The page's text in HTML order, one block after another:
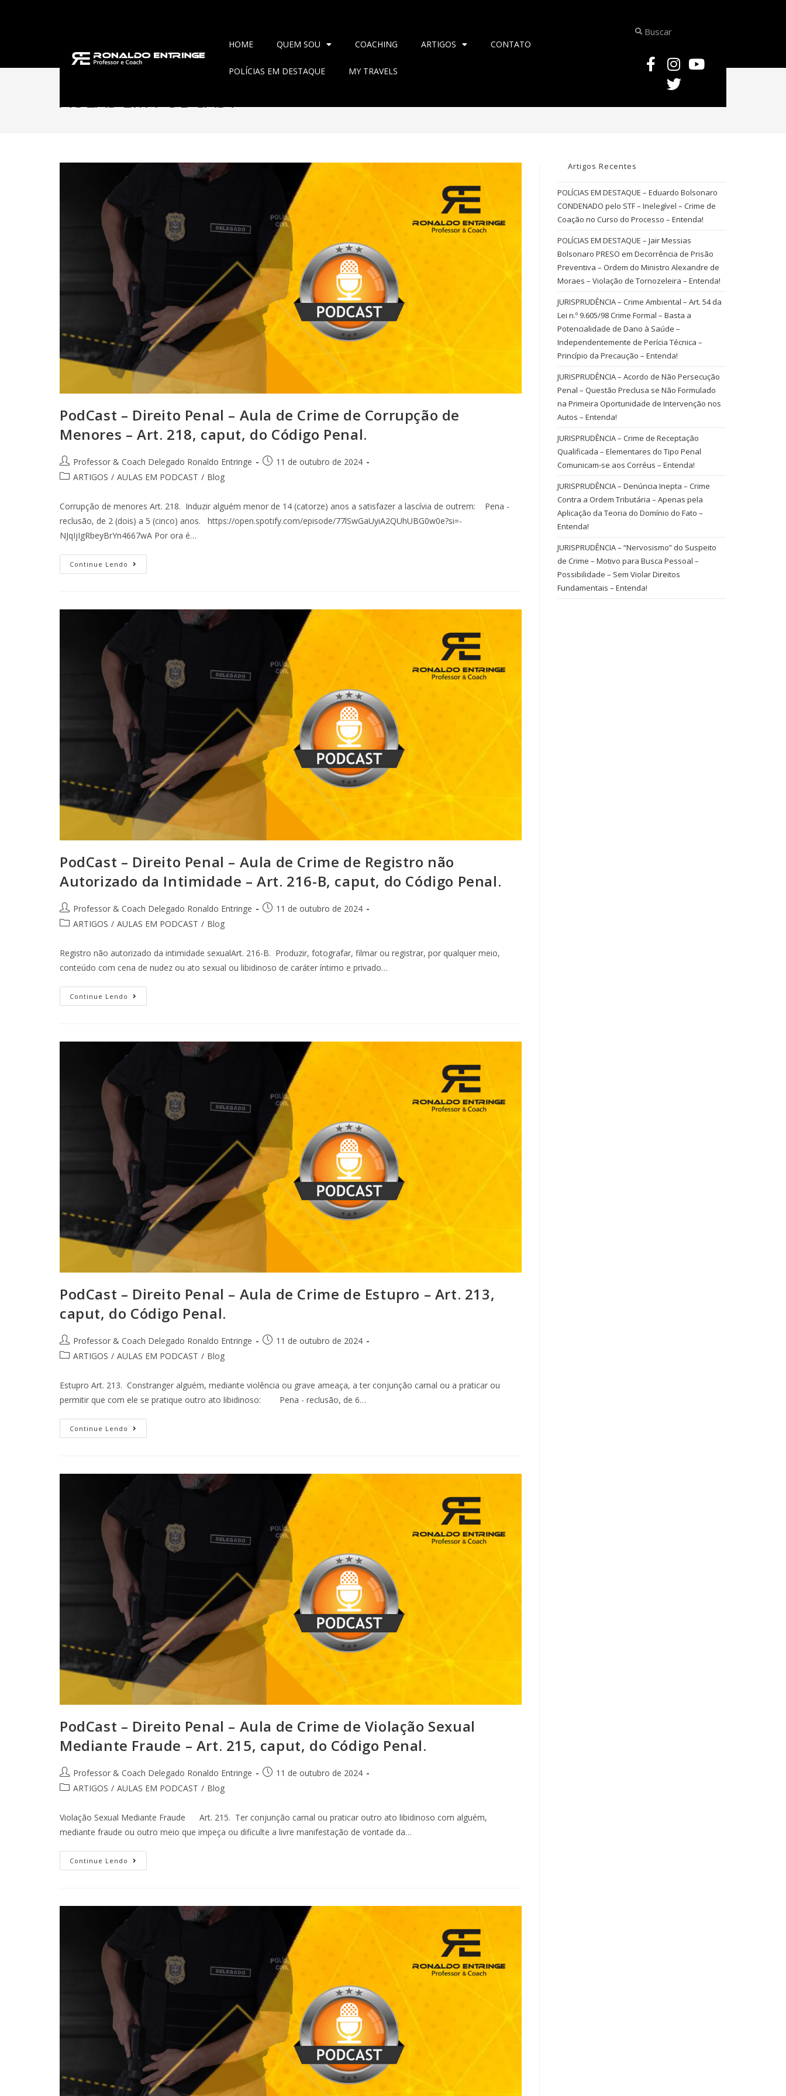
HOME QUEM SOU COACHING ARTIGOS CONTATO
POLÍCIAS EM DESTAQUE MY TRAVELS
AULAS EM PODCAST
PodCast – Direito Penal – Aula de Crime de Corrupção de
Menores – Art. 218, caput, do Código Penal.
Professor & Coach Delegado Ronaldo Entringe
11 de outubro de 2024
ARTIGOS / AULAS EM PODCAST / Blog
Corrupção de menores Art. 218. Induzir alguém menor de 14 (catorze) anos a satisfazer a lascívia de outrem: Pena -
reclusão, de 2 (dois) a 5 (cinco) anos. https://open.spotify.com/episode/77lSwGaUyiA2QUhUBG0w0e?si=-
NJqIjIgRbeyBrYn4667wA Por ora é…
Continue Lendo
PodCast – Direito Penal – Aula de Crime de Registro não
Autorizado da Intimidade – Art. 216-B, caput, do Código Penal.
Professor & Coach Delegado Ronaldo Entringe
11 de outubro de 2024
ARTIGOS / AULAS EM PODCAST / Blog
Registro não autorizado da intimidade sexualArt. 216-B. Produzir, fotografar, filmar ou registrar, por qualquer meio,
conteúdo com cena de nudez ou ato sexual ou libidinoso de caráter íntimo e privado…
Continue Lendo
PodCast – Direito Penal – Aula de Crime de Estupro – Art. 213,
caput, do Código Penal.
Professor & Coach Delegado Ronaldo Entringe
11 de outubro de 2024
ARTIGOS / AULAS EM PODCAST / Blog
Estupro Art. 213. Constranger alguém, mediante violência ou grave ameaça, a ter conjunção carnal ou a praticar ou
permitir que com ele se pratique outro ato libidinoso: Pena - reclusão, de 6…
Continue Lendo
PodCast – Direito Penal – Aula de Crime de Violação Sexual
Mediante Fraude – Art. 215, caput, do Código Penal.
Professor & Coach Delegado Ronaldo Entringe
11 de outubro de 2024
ARTIGOS / AULAS EM PODCAST / Blog
Violação Sexual Mediante Fraude Art. 215. Ter conjunção carnal ou praticar outro ato libidinoso com alguém,
mediante fraude ou outro meio que impeça ou dificulte a livre manifestação de vontade da…
Continue Lendo
Artigos Recentes
POLÍCIAS EM DESTAQUE – Eduardo Bolsonaro
CONDENADO pelo STF – Inelegível – Crime de
Coação no Curso do Processo – Entenda!
POLÍCIAS EM DESTAQUE – Jair Messias
Bolsonaro PRESO em Decorrência de Prisão
Preventiva – Ordem do Ministro Alexandre de
Moraes – Violação de Tornozeleira – Entenda!
JURISPRUDÊNCIA – Crime Ambiental – Art. 54 da
Lei n.º 9.605/98 Crime Formal – Basta a
Potencialidade de Dano à Saúde –
Independentemente de Perícia Técnica –
Princípio da Precaução – Entenda!
JURISPRUDÊNCIA – Acordo de Não Persecução
Penal – Questão Preclusa se Não Formulado
na Primeira Oportunidade de Intervenção nos
Autos – Entenda!
JURISPRUDÊNCIA – Crime de Receptação
Qualificada – Elementares do Tipo Penal
Comunicam-se aos Corréus – Entenda!
JURISPRUDÊNCIA – Denúncia Inepta – Crime
Contra a Ordem Tributária – Apenas pela
Aplicação da Teoria do Domínio do Fato –
Entenda!
JURISPRUDÊNCIA – “Nervosismo” do Suspeito
de Crime – Motivo para Busca Pessoal –
Possibilidade – Sem Violar Direitos
Fundamentais – Entenda!